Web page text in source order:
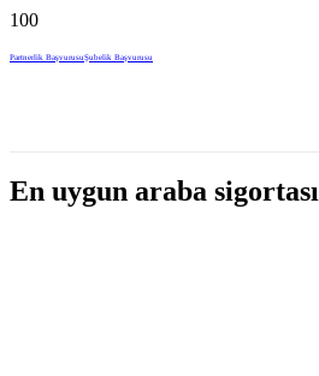
Partnerlik BaşvurusuŞubelik Başvurusu
En uygun araba sigortası